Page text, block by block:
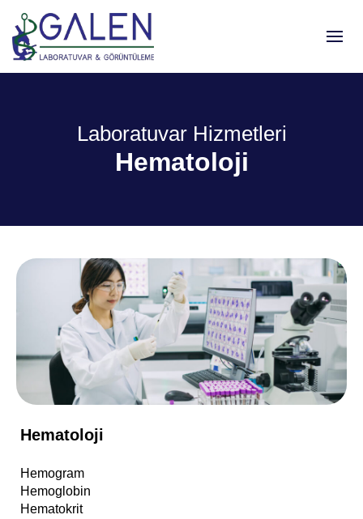
Laboratuvar Hizmetleri
Hematoloji
Hematoloji
Hemogram
Hemoglobin
Hematokrit